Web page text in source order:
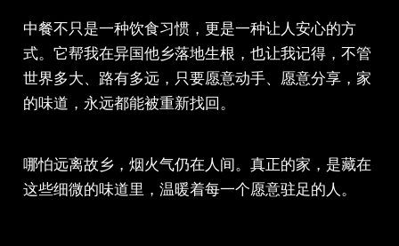
中餐不只是一种饮食习惯，更是一种让人安心的方
式。它帮我在异国他乡落地生根，也让我记得，不管
世界多大、路有多远，只要愿意动手、愿意分享，家
的味道，永远都能被重新找回。
哪怕远离故乡，烟火气仍在人间。真正的家，是藏在
这些细微的味道里，温暖着每一个愿意驻足的人。